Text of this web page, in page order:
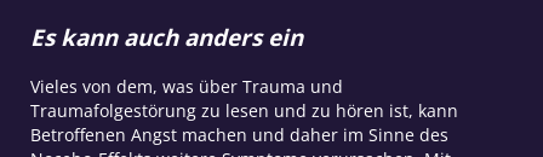
Es kann auch anders ein
Vieles von dem, was über Trauma und
Traumafolgestörung zu lesen und zu hören ist, kann
Betroffenen Angst machen und daher im Sinne des